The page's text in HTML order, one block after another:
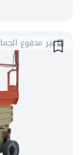
غير مدفوع